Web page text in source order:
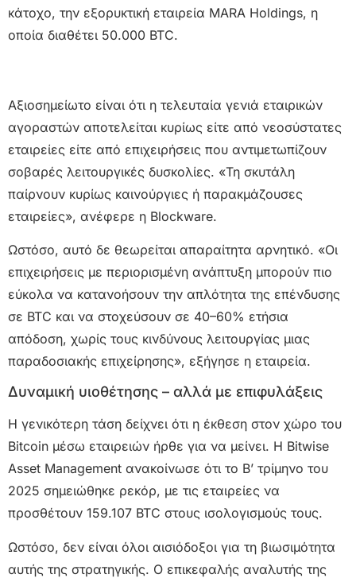
κάτοχο, την εξορυκτική εταιρεία MARA Holdings, η
οποία διαθέτει 50.000 BTC.
Αξιοσημείωτο είναι ότι η τελευταία γενιά εταιρικών
αγοραστών αποτελείται κυρίως είτε από νεοσύστατες
εταιρείες είτε από επιχειρήσεις που αντιμετωπίζουν
σοβαρές λειτουργικές δυσκολίες. «Τη σκυτάλη
παίρνουν κυρίως καινούργιες ή παρακμάζουσες
εταιρείες», ανέφερε η Blockware.
Ωστόσο, αυτό δε θεωρείται απαραίτητα αρνητικό. «Οι
επιχειρήσεις με περιορισμένη ανάπτυξη μπορούν πιο
εύκολα να κατανοήσουν την απλότητα της επένδυσης
σε BTC και να στοχεύσουν σε 40–60% ετήσια
απόδοση, χωρίς τους κινδύνους λειτουργίας μιας
παραδοσιακής επιχείρησης», εξήγησε η εταιρεία.
Δυναμική υιοθέτησης – αλλά με επιφυλάξεις
Η γενικότερη τάση δείχνει ότι η έκθεση στον χώρο του
Bitcoin μέσω εταιρειών ήρθε για να μείνει. Η Bitwise
Asset Management ανακοίνωσε ότι το Β’ τρίμηνο του
2025 σημειώθηκε ρεκόρ, με τις εταιρείες να
προσθέτουν 159.107 BTC στους ισολογισμούς τους.
Ωστόσο, δεν είναι όλοι αισιόδοξοι για τη βιωσιμότητα
αυτής της στρατηγικής. Ο επικεφαλής αναλυτής της